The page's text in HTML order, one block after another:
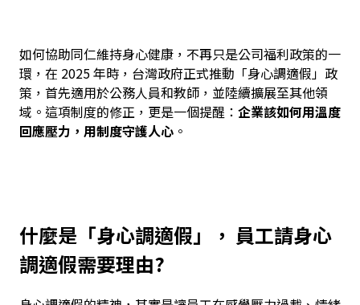
如何協助同仁維持身心健康，不再只是公司福利政策的一
環，在 2025 年時，台灣政府正式推動「身心調適假」政
策，首先適用於公務人員和教師，並陸續擴展至其他領
域。這項制度的修正，更是一個提醒： 企業該如何用溫度
回應壓力，用制度守護人心 。
什麼是「身心調適假」， 員工請身心
調適假需要理由?